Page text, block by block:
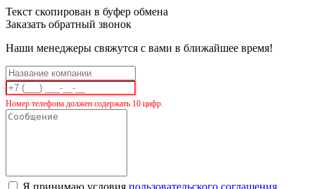
Текст скопирован в буфер обмена
Заказать обратный звонок
Наши менеджеры свяжутся с вами в ближайшее время!
Номер телефона должен содержать 10 цифр.
Я принимаю условия пользовательского соглашения